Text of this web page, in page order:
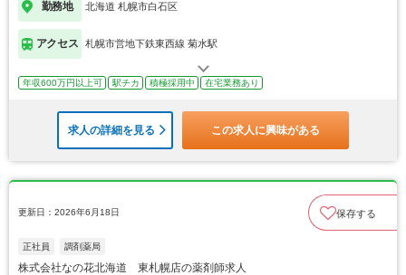
勤務地 北海道 札幌市白石区
アクセス 札幌市営地下鉄東西線 菊水駅
年収600万円以上可 駅チカ 積極採用中 在宅業務あり
求人の詳細を見る この求人に興味がある
更新日：2026年6月18日 保存する
正社員 調剤薬局
株式会社なの花北海道 東札幌店の薬剤師求人